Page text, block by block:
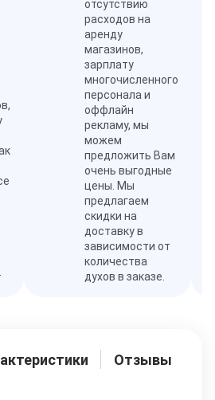
отсутствию
расходов на
аренду
магазинов,
зарплату
многочисленного
персонала и
оффлайн
рекламу, мы
можем
предложить Вам
очень выгодные
цены. Мы
предлагаем
скидки на
доставку в
зависимости от
количества
духов в заказе.
Отзывы